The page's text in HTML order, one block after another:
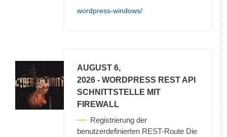
wordpress-windows/
AUGUST 6,
2026 - WORDPRESS REST API
SCHNITTSTELLE MIT
FIREWALL
Registrierung der
benutzerdefinierten REST-Route Die